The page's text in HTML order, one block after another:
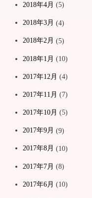
2018年4月 (5)
2018年3月 (4)
2018年2月 (5)
2018年1月 (10)
2017年12月 (4)
2017年11月 (7)
2017年10月 (5)
2017年9月 (9)
2017年8月 (10)
2017年7月 (8)
2017年6月 (10)